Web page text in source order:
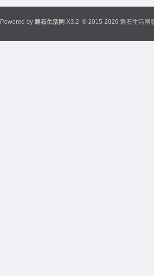
Powered by 磐石生活网 X3.2 © 2015-2020 磐石生活网